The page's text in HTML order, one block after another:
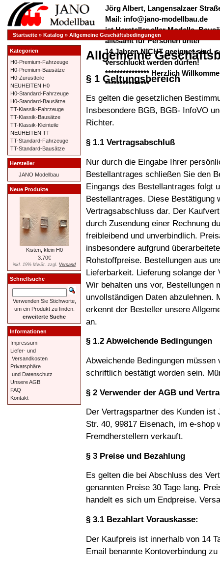
Jörg Albert, Langensalzaer
Mail: info@jano-modellbau.de
ist Hersteller aller Modelle,
allesamt für Personen unter
14 Jahren NICHT geeignet sind,
verschluckt werden dürfen!
*************** Herzlich
***************
Startseite » Katalog » Allgemeine Geschäftsbedingungen
Allgemeine
§ 1 Geltungsbereich
Es gelten die gesetzlichen
Insbesondere BGB, BGB- InfoVO
Richter.
§ 1.1 Vertragsabschluß
Nur durch die Eingabe Ihrer
Bestellantrages schließen Sie den
Eingangs des Bestellantrages folgt
Bestellantrages. Diese Bestätigung
Vertragsabschluss dar. Der
durch Zusendung einer Rechnung
freibleibend und unverbindlich.
insbesondere aufgrund
Rohstoffpreise. Bestellungen aus
Lieferbarkeit. Lieferung solange der
Wir behalten uns vor, Bestellungen
unvollständigen Daten abzulehnen.
erkennt der Besteller unsere
an.
§ 1.2 Abweichende Bedingungen
Abweichende Bedingungen
schriftlich bestätigt worden sein.
§ 2 Verwender der AGB und
Der Vertragspartner des Kunden
Str. 40, 99817 Eisenach, im e-shop
Fremdherstellern verkauft.
§ 3 Preise und Bezahlung
Es gelten die bei Abschluss des
genannten Preise 30 Tage lang.
handelt es sich um Endpreise.
§ 3.1 Bezahlart Vorauskasse:
Der Kaufpreis ist innerhalb von 14
Email benannte Kontoverbindung
Kategorien
H0-Premium-Fahrzeuge
H0-Premium-Bausätze
H0-Zurüstteile
NEUHEITEN H0
H0-Standard-Fahrzeuge
H0-Standard-Bausätze
TT-Klassik-Fahrzeuge
TT-Klassik-Bausätze
TT-Klassik-Kleinteile
NEUHEITEN TT
TT-Standard-Fahrzeuge
TT-Standard-Bausätze
Hersteller
JANO Modellbau
Neue Produkte
Kisten, klein H0
3.70€
inkl. 19% MwSt. zzgl. Versand
Schnellsuche
Verwenden Sie Stichworte,
um ein Produkt zu finden.
erweiterte Suche
Informationen
Impressum
Liefer- und
Versandkosten
Privatsphäre
und Datenschutz
Unsere AGB
FAQ
Kontakt